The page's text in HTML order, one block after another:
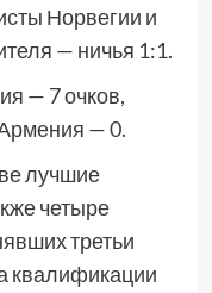
Норвегии и
— ничья 1:1.
— 7 очков,
— 0.
лучшие
четыре
третьи
квалификации